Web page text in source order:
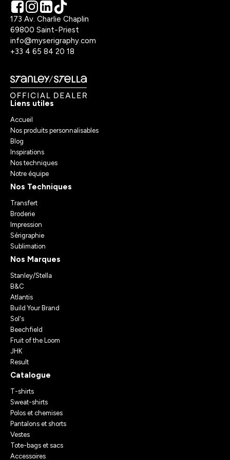
173 Av. Charlie Chaplin
69800 Saint-Priest
info@myserigraphy.com
+33 4 65 84 20 18
Liens utiles
Accueil
Nos produits personnalisables
Blog
Inspirations
Nos techniques
Notre équipe
Nos Techniques
Transfert
Broderie
Impression
Sérigraphie
Sublimation
Nos Marques
Stanley/Stella
B&C
Atlantis
Build Your Brand
Sol's
Beechfield
Fruit of the Loom
JHK
Result
Catalogue
T-shirts
Sweat-shirts
Polos et chemises
Pantalons et shorts
Vestes
Tote-bags et sacs
Accessoires